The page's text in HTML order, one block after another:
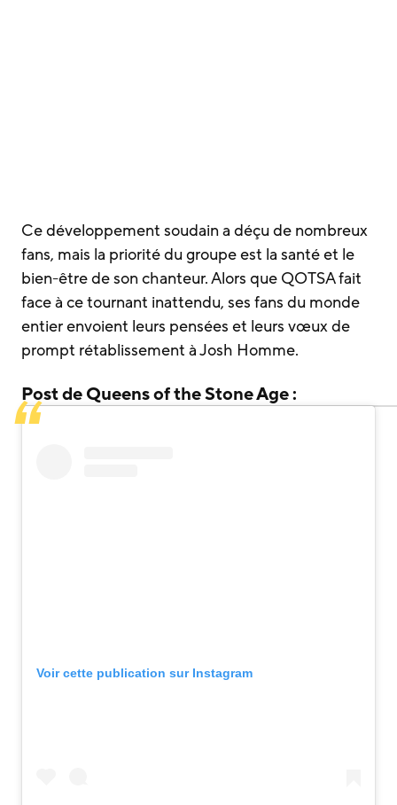
Ce développement soudain a déçu de nombreux
fans, mais la priorité du groupe est la santé et le
bien-être de son chanteur. Alors que QOTSA fait
face à ce tournant inattendu, ses fans du monde
entier envoient leurs pensées et leurs vœux de
prompt rétablissement à Josh Homme.
Post de Queens of the Stone Age :
Voir cette publication sur Instagram